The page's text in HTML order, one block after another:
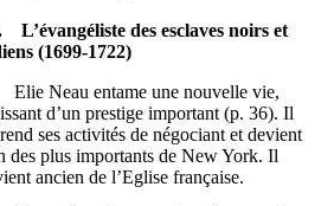
des esclaves noirs et
(1699-1722)
Neau entame une nouvelle vie,
d’un prestige important (p. 36). Il
ses activités de négociant et devient
des plus importants de New York. Il
ancien de l’Eglise française.